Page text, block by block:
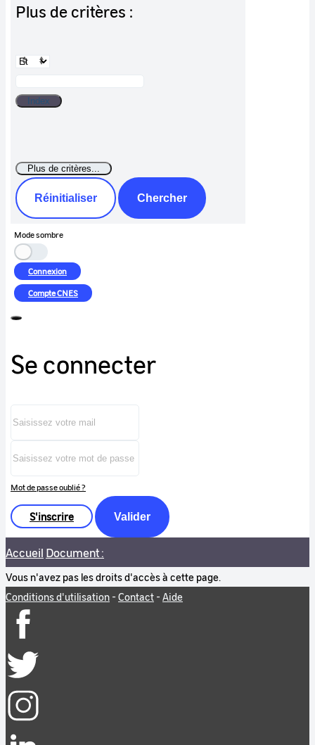
Plus de critères :
Réinitialiser Chercher
Mode sombre
Connexion
CompteCNES
Se connecter
Mot de passe oublié ?
S'inscrire Valider
Accueil Document :
Vous n'avez pas les droits d'accès à cette page.
Conditions d'utilisation - Contact - Aide